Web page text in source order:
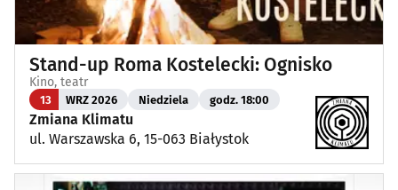
Stand-up Roma Kostelecki: Ognisko
Kino, teatr
13 WRZ 2026 Niedziela godz. 18:00
Zmiana Klimatu
ul. Warszawska 6, 15-063 Białystok